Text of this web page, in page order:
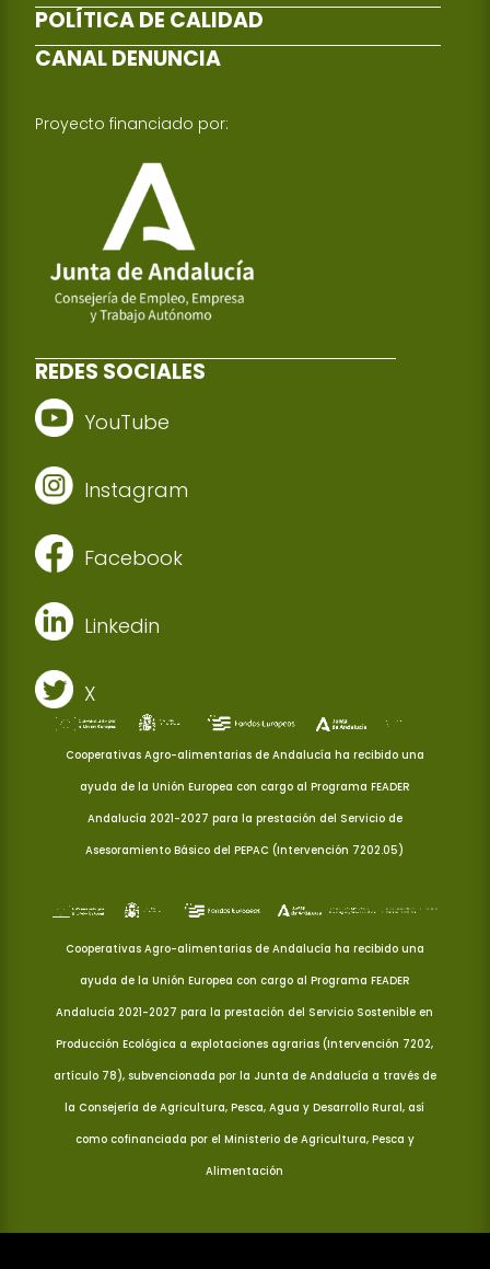
POLÍTICA DE CALIDAD
CANAL DENUNCIA
Proyecto financiado por:
REDES SOCIALES
YouTube
Instagram
Facebook
Linkedin
X
Cooperativas Agro-alimentarias de Andalucía ha recibido una
ayuda de la Unión Europea con cargo al Programa FEADER
Andalucía 2021-2027 para la prestación del Servicio de
Asesoramiento Básico del PEPAC (Intervención 7202.05)
Cooperativas Agro-alimentarias de Andalucía ha recibido una
ayuda de la Unión Europea con cargo al Programa FEADER
Andalucía 2021-2027 para la prestación del Servicio Sostenible en
Producción Ecológica a explotaciones agrarias (Intervención 7202,
artículo 78), subvencionada por la Junta de Andalucía a través de
la Consejería de Agricultura, Pesca, Agua y Desarrollo Rural, así
como cofinanciada por el Ministerio de Agricultura, Pesca y
Alimentación